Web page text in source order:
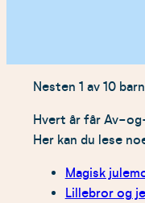
Nesten 1 av 10
Hvert år får Av-
Her kan du lese
Magisk
Lillebror og